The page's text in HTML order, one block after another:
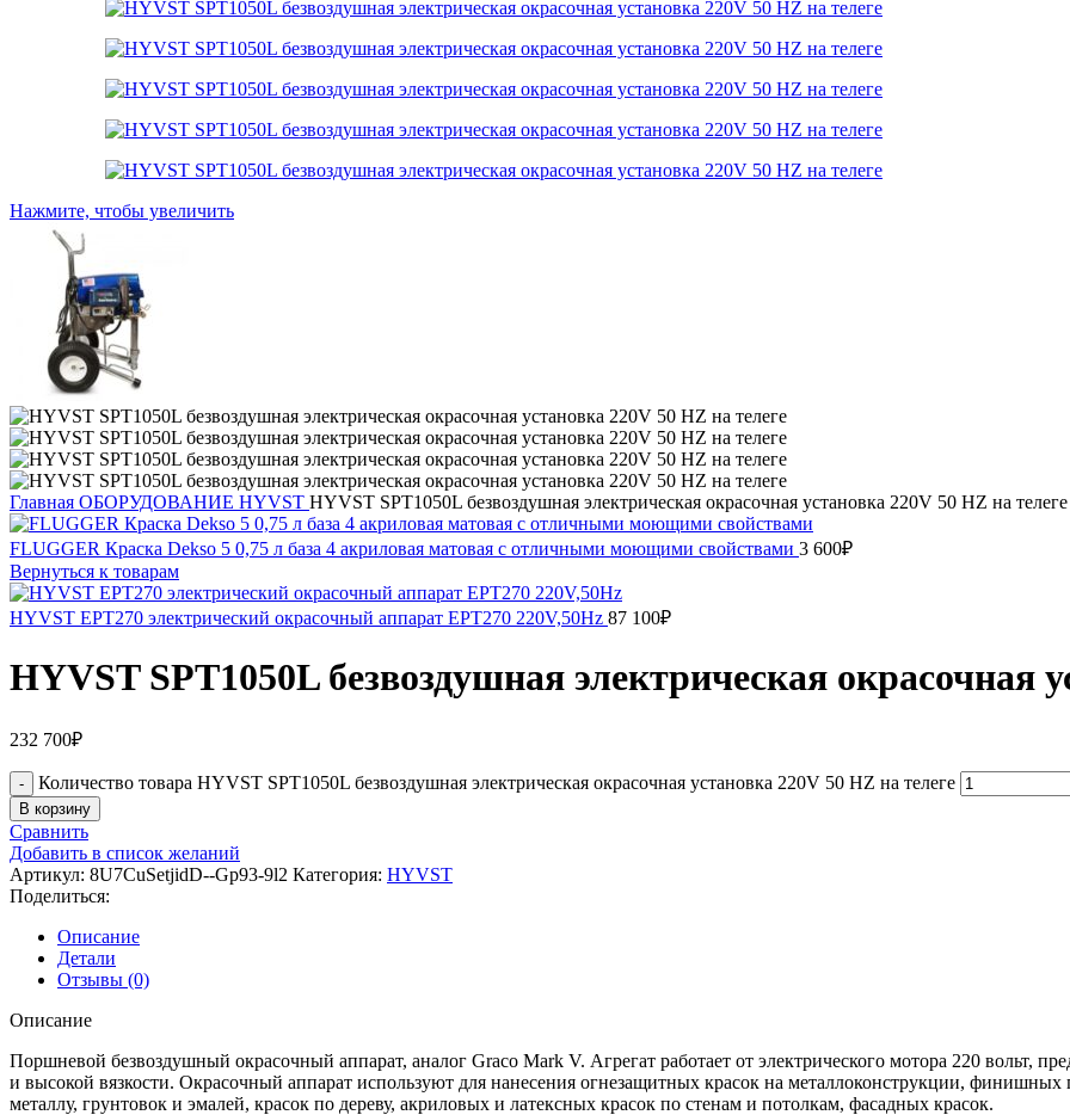
Нажмите, чтобы увеличить
Главная ОБОРУДОВАНИЕ HYVST HYVST SPT1050L безвоздушная электрическая окрасочная установка 220V 50 HZ на телеге
FLUGGER Краска Dekso 5 0,75 л база 4 акриловая матовая с отличными моющими свойствами 3 600₽
Вернуться к товарам
HYVST EPT270 электрический окрасочный аппарат EPT270 220V,50Hz 87 100₽
HYVST SPT1050L безвоздушная электрическая окрасочная
232 700₽
Количество товара HYVST SPT1050L безвоздушная электрическая окрасочная установка 220V 50 HZ на телеге
В корзину
Сравнить
Добавить в список желаний
Артикул: 8U7CuSetjidD--Gp93-9l2 Категория: HYVST
Поделиться:
Описание
Детали
Отзывы (0)
Описание
Поршневой безвоздушный окрасочный аппарат, аналог Graco Mark V. Агрегат работает от электрического мотора 220 вольт,
и высокой вязкости. Окрасочный аппарат используют для нанесения огнезащитных красок на металлоконструкции,
металлу, грунтовок и эмалей, красок по дереву, акриловых и латексных красок по стенам и потолкам, фасадных красок.